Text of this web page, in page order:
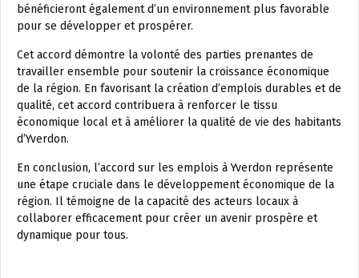
bénéficieront également d’un environnement plus favorable
pour se développer et prospérer.
Cet accord démontre la volonté des parties prenantes de
travailler ensemble pour soutenir la croissance économique
de la région. En favorisant la création d’emplois durables et de
qualité, cet accord contribuera à renforcer le tissu
économique local et à améliorer la qualité de vie des habitants
d’Yverdon.
En conclusion, l’accord sur les emplois à Yverdon représente
une étape cruciale dans le développement économique de la
région. Il témoigne de la capacité des acteurs locaux à
collaborer efficacement pour créer un avenir prospère et
dynamique pour tous.